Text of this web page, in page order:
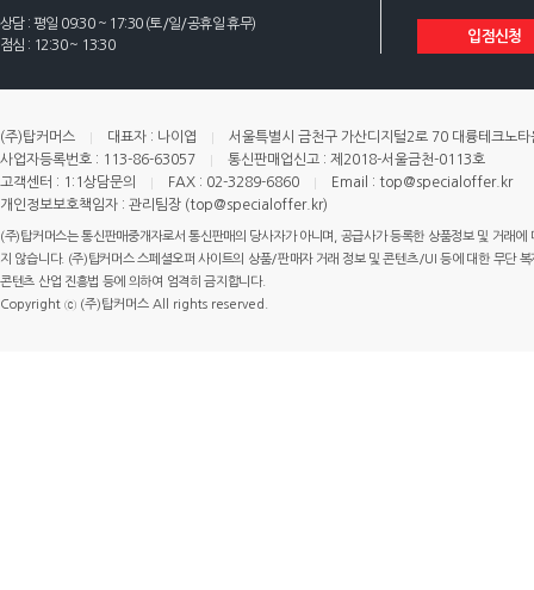
상담 : 평일 09:30 ~ 17:30 (토/일/공휴일 휴무)
점심 : 12:30 ~ 13:30
입점신청
(주)탑커머스 대표자 : 나이엽
서울특별시 금천구 가산디지털2로 70 대륭테크노
사업자등록번호 : 113-86-63057
통신판매업신고 : 제2018-서울금천-0113호
고객센터 : 1:1상담문의
FAX : 02-3289-6860
Email : top@specialoffer.kr
개인정보보호책임자 : 관리팀장 (top@specialoffer.kr)
(주)탑커머스는 통신판매중개자로서 통신판매의 당사자가 아니며, 공급사가 등록한 상품정보 및 거래
지 않습니다. (주)탑커머스 스페셜오퍼 사이트의 상품/판매자 거래 정보 및 콘텐츠/UI 등에 대한 무단
콘텐츠 산업 진흥법 등에 의하여 엄격히 금지합니다.
Copyright ⓒ (주)탑커머스 All rights reserved.